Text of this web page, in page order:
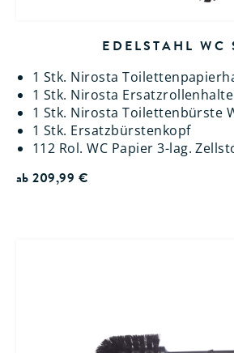
EDELSTAHL WC
1 Stk. Nirosta
1 Stk. Nirosta
1 Stk. Nirosta Toilettenbürste
1 Stk. Ersatzbürstenkopf
112 Rol. WC Papier 3-lag.
ab209,99 €